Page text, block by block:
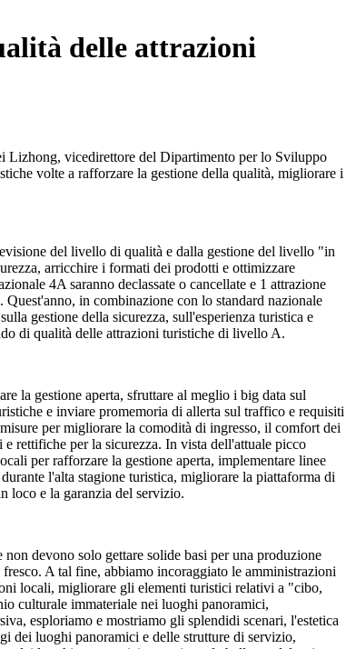
delle attrazioni
Lizhong, vicedirettore del Dipartimento per lo Sviluppo
volte a rafforzare la gestione della qualità, migliorare i
del livello di qualità e dalla gestione del livello "in
arricchire i formati dei prodotti e ottimizzare
4A saranno declassate o cancellate e 1 attrazione
in combinazione con lo standard nazionale
gestione della sicurezza, sull'esperienza turistica e
di qualità delle attrazioni turistiche di livello A.
la gestione aperta, sfruttare al meglio i big data sul
e inviare promemoria di allerta sul traffico e requisiti
per migliorare la comodità di ingresso, il comfort dei
rettifiche per la sicurezza. In vista dell'attuale picco
per rafforzare la gestione aperta, implementare linee
l'alta stagione turistica, migliorare la piattaforma di
loco e la garanzia del servizio.
devono solo gettare solide basi per una produzione
A tal fine, abbiamo incoraggiato le amministrazioni
locali, migliorare gli elementi turistici relativi a "cibo,
culturale immateriale nei luoghi panoramici,
esploriamo e mostriamo gli splendidi scenari, l'estetica
dei luoghi panoramici e delle strutture di servizio,